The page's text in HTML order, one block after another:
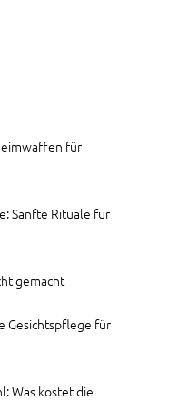
für
Sanfte Rituale für
gemacht
Gesichtspflege für
Was kostet die